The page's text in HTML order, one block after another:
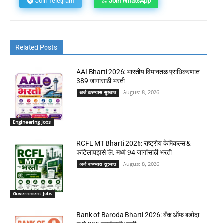
Related Posts
Engineering Jobs
AAI Bharti 2026: भारतीय विमानतळ प्राधिकरणात
389 जागांसाठी भरती
अर्ज करण्यास सुरुवात August 8, 2026
Government Jobs
RCFL MT Bharti 2026: राष्ट्रीय केमिकल्स &
फर्टिलायझर्स लि. मध्ये 94 जागांसाठी भरती
अर्ज करण्यास सुरुवात August 8, 2026
Bank of Baroda Bharti 2026: बँक ऑफ बडोदा